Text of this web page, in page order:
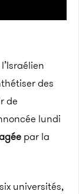
des
de
lundi
par la
universités,